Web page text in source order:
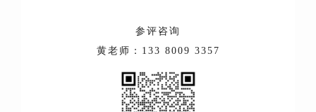
参评咨询
黄老师：133 8009 3357